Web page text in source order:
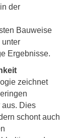
der
Bauweise
unter
Ergebnisse.
zeichnet
aus. Dies
schont auch